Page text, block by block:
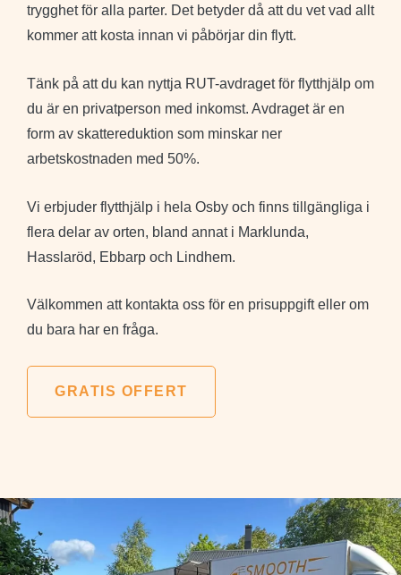
trygghet för alla parter. Det betyder då att du vet vad allt
kommer att kosta innan vi påbörjar din flytt.
Tänk på att du kan nyttja RUT-avdraget för flytthjälp om
du är en privatperson med inkomst. Avdraget är en
form av skattereduktion som minskar ner
arbetskostnaden med 50%.
Vi erbjuder flytthjälp i hela Osby och finns tillgängliga i
flera delar av orten, bland annat i Marklunda,
Hasslaröd, Ebbarp och Lindhem.
Välkommen att kontakta oss för en prisuppgift eller om
du bara har en fråga.
GRATIS OFFERT